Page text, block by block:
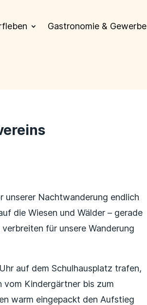
Gastronomie & Gewerbe
unserer Nachtwanderung endlich
die Wiesen und Wälder – gerade
für unsere Wanderung
auf dem Schulhausplatz trafen,
vom Kindergärtner bis zum
warm eingepackt den Aufstieg